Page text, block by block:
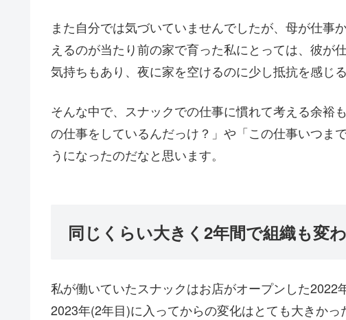
また自分では気づいていませんでしたが、母が仕事
えるのが当たり前の家で育った私にとっては、彼が
気持ちもあり、夜に家を空けるのに少し抵抗を感じる
そんな中で、スナックでの仕事に慣れて考える余裕
の仕事をしているんだっけ？」や「この仕事いつま
うになったのだなと思います。
同じくらい大きく2年間で組織も変
私が働いていたスナックはお店がオープンした
2023年(2年目)に入ってからの変化はとても大きかっ